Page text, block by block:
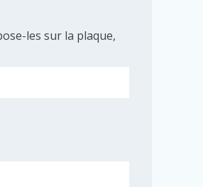
les sur la plaque,